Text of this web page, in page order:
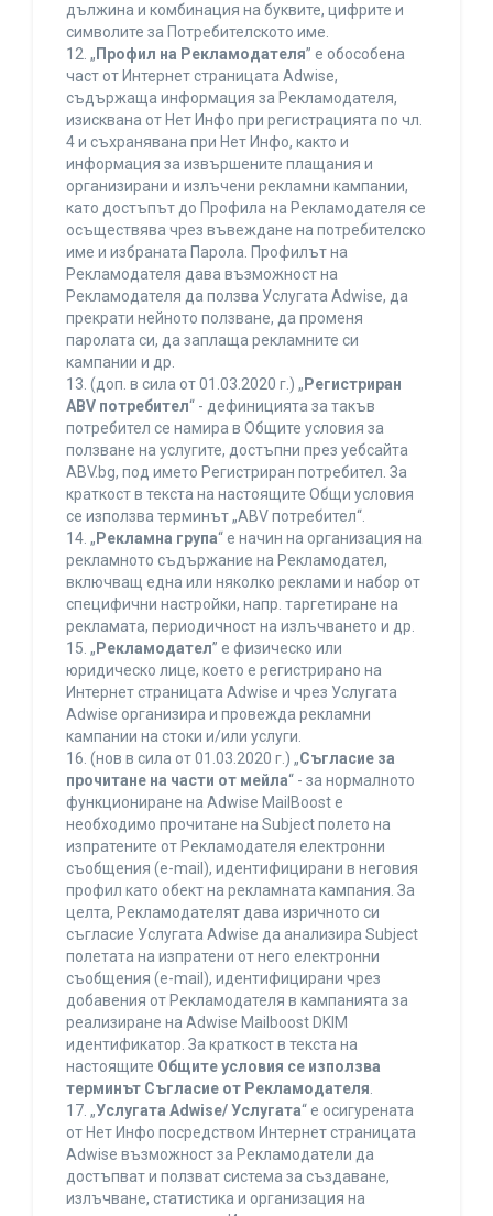
дължина и комбинация на буквите, цифрите и
символите за Потребителското име.
12. „ Профил на Рекламодателя” е обособена
част от Интернет страницата Adwise,
съдържаща информация за Рекламодателя,
изисквана от Нет Инфо при регистрацията по чл.
4 и съхранявана при Нет Инфо, както и
информация за извършените плащания и
организирани и излъчени рекламни кампании,
като достъпът до Профила на Рекламодателя се
осъществява чрез въвеждане на потребителско
име и избраната Парола. Профилът на
Рекламодателя дава възможност на
Рекламодателя да ползва Услугата Adwise, да
прекрати нейното ползване, да променя
паролата си, да заплаща рекламните си
кампании и др.
13. (доп. в сила от 01.03.2020 г.) „ Регистриран
ABV потребител“ - дефиницията за такъв
потребител се намира в Общите условия за
ползване на услугите, достъпни през уебсайта
ABV.bg, под името Регистриран потребител. За
краткост в текста на настоящите Общи условия
се използва терминът „ABV потребител“.
14. „ Рекламна група“ е начин на организация на
рекламното съдържание на Рекламодател,
включващ една или няколко реклами и набор от
специфични настройки, напр. таргетиране на
рекламата, периодичност на излъчването и др.
15. „ Рекламодател” е физическо или
юридическо лице, което е регистрирано на
Интернет страницата Adwise и чрез Услугата
Adwise организира и провежда рекламни
кампании на стоки и/или услуги.
16. (нов в сила от 01.03.2020 г.) „Съгласие за
прочитане на части от мейла“ - за нормалното
функциониране на Adwise MailBoost е
необходимо прочитане на Subject полето на
изпратените от Рекламодателя електронни
съобщения (e-mail), идентифицирани в неговия
профил като обект на рекламната кампания. За
целта, Рекламодателят дава изричното си
съгласие Услугата Adwise да анализира Subject
полетата на изпратени от него електронни
съобщения (e-mail), идентифицирани чрез
добавения от Рекламодателя в кампанията за
реализиране на Adwise Mailboost DKIM
идентификатор. За краткост в текста на
настоящите Общите условия се използва
терминът Съгласие от Рекламодателя.
17. „Услугата Adwise/ Услугата“ е осигурената
от Нет Инфо посредством Интернет страницата
Adwise възможност за Рекламодатели да
достъпват и ползват система за създаване,
излъчване, статистика и организация на